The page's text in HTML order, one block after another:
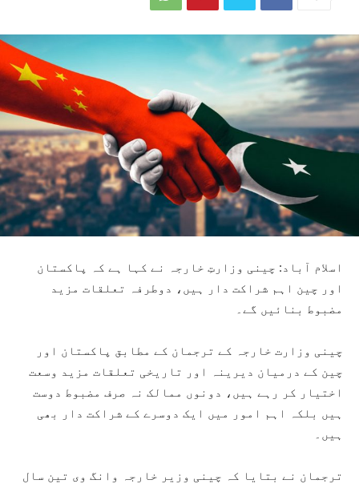
اسلام آباد: چینی وزارتِ خارجہ نے کہا ہے کہ پاکستان
اور چین اہم شراکت دار ہیں، دوطرفہ تعلقات مزید
مضبوط بنائیں گے۔
چینی وزارت خارجہ کے ترجمان کے مطابق پاکستان اور
چین کے درمیان دیرینہ اور تاریخی تعلقات مزید وسعت
اختیار کر رہے ہیں، دونوں ممالک نہ صرف مضبوط دوست
ہیں بلکہ اہم امور میں ایک دوسرے کے شراکت دار بھی
ہیں۔
ترجمان نے بتایا کہ چینی وزیر خارجہ وانگ وی تین سال